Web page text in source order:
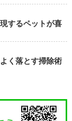
するペットが喜
く落とす掃除術